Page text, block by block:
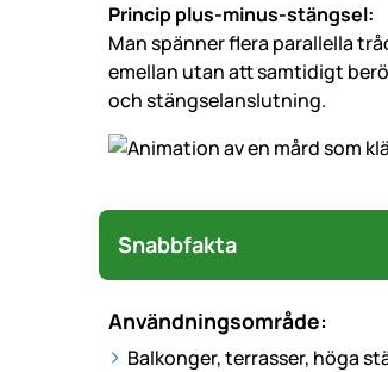
Princip plus-minus-stängsel:
Man spänner flera parallella
emellan utan att samtidigt
och stängselanslutning.
Snabbfakta
Användningsområde:
Balkonger, terrasser, höga